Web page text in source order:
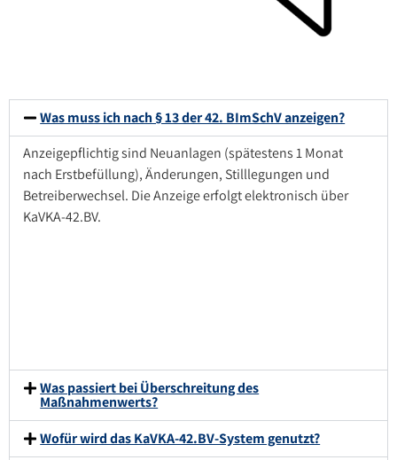
Was muss ich nach § 13 der 42. BImSchV anzeigen?
Anzeigepflichtig sind Neuanlagen (spätestens 1 Monat
nach Erstbefüllung), Änderungen, Stilllegungen und
Betreiberwechsel. Die Anzeige erfolgt elektronisch über
KaVKA-42.BV.
Was passiert bei Überschreitung des
Maßnahmenwerts?
Wofür wird das KaVKA-42.BV-System genutzt?